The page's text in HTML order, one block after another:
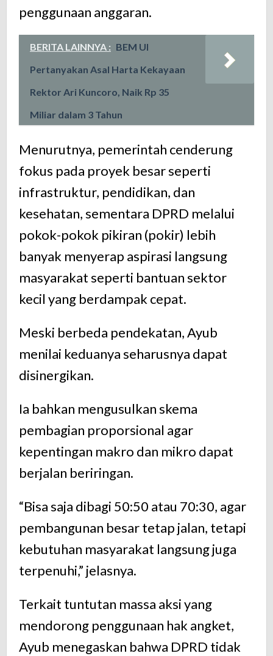
penggunaan anggaran.
BERITA LAINNYA : BEM UI
Pertanyakan Asal Harta Kekayaan
Rektor Ari Kuncoro, Naik Rp 35
Miliar dalam 3 Tahun
Menurutnya, pemerintah cenderung
fokus pada proyek besar seperti
infrastruktur, pendidikan, dan
kesehatan, sementara DPRD melalui
pokok-pokok pikiran (pokir) lebih
banyak menyerap aspirasi langsung
masyarakat seperti bantuan sektor
kecil yang berdampak cepat.
Meski berbeda pendekatan, Ayub
menilai keduanya seharusnya dapat
disinergikan.
Ia bahkan mengusulkan skema
pembagian proporsional agar
kepentingan makro dan mikro dapat
berjalan beriringan.
“Bisa saja dibagi 50:50 atau 70:30, agar
pembangunan besar tetap jalan, tetapi
kebutuhan masyarakat langsung juga
terpenuhi,” jelasnya.
Terkait tuntutan massa aksi yang
mendorong penggunaan hak angket,
Ayub menegaskan bahwa DPRD tidak